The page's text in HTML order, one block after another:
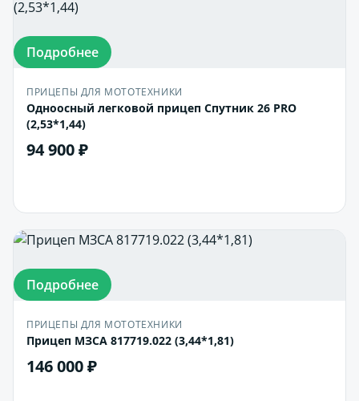
Подробнее
ПРИЦЕПЫ ДЛЯ МОТОТЕХНИКИ
Одноосный легковой прицеп Спутник 26 PRO
(2,53*1,44)
94 900 ₽
Подробнее
ПРИЦЕПЫ ДЛЯ МОТОТЕХНИКИ
Прицеп МЗСА 817719.022 (3,44*1,81)
146 000 ₽